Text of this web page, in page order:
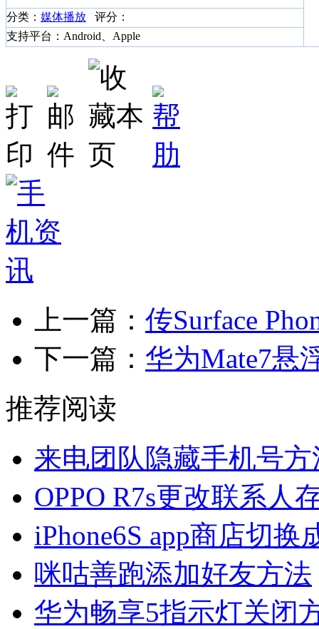
分类： 媒体播放 评分：
支持平台：Android、Apple
上一篇： 传Surface
下一篇： 华为Mate7悬
推荐阅读
来电团队隐藏手机号方
OPPO R7s更改联系人
iPhone6S app商店切换
咪咕善跑添加好友方法
华为畅享5指示灯关闭